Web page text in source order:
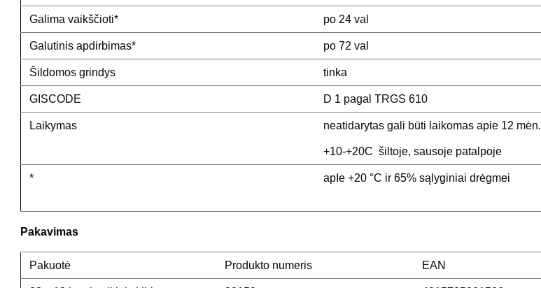
Galima vaikščioti* po 24 val
Galutinis apdirbimas* po 72 val
Šildomos grindys tinka
GISCODE D 1 pagal TRGS 610
Laikymas neatidarytas gali būti laikomas apie 12 mėn.
+10-+20C šiltoje, sausoje patalpoje
* apIe +20 °C ir 65% sąlyginiai drėgmei
Pakavimas
Pakuotė Produkto numeris EAN